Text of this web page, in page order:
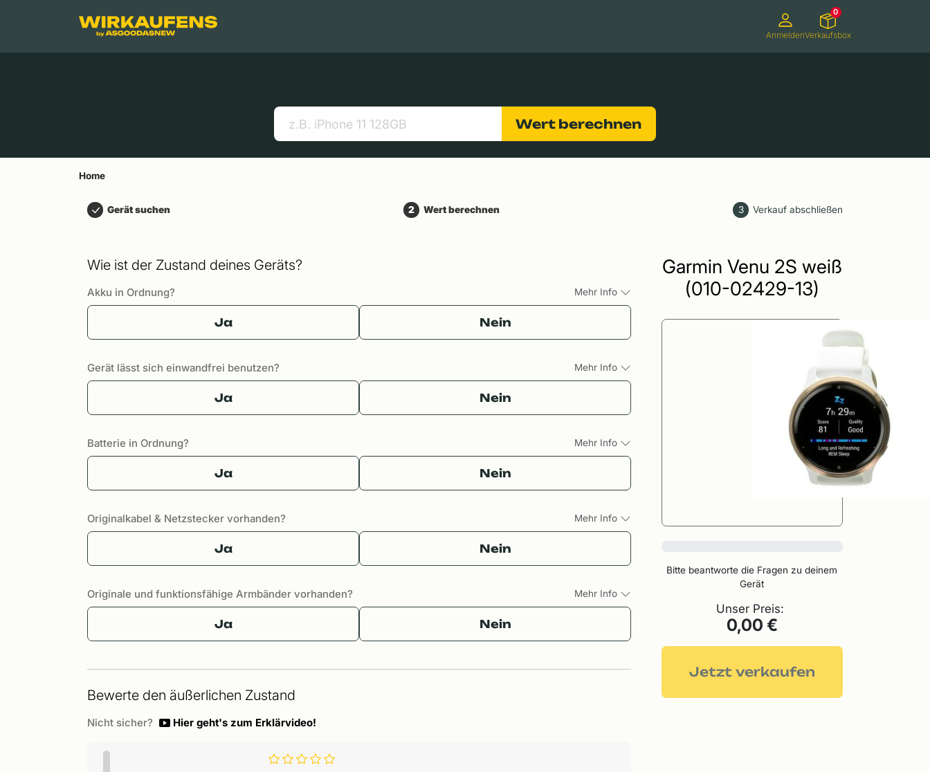
AnmeldenVerkaufsbox
0
Wert berechnen
Home
Gerät suchen 2 Wert berechnen 3 Verkauf abschließen
Wie ist der Zustand deines Geräts?
Akku in Ordnung? Mehr Info
Ja Nein
Gerät lässt sich einwandfrei benutzen? Mehr Info
Ja Nein
Batterie in Ordnung? Mehr Info
Ja Nein
Originalkabel & Netzstecker vorhanden? Mehr Info
Ja Nein
Originale und funktionsfähige Armbänder vorhanden? Mehr Info
Ja Nein
Bewerte den äußerlichen Zustand
Nicht sicher? Hier geht's zum Erklärvideo!
Garmin Venu 2S weiß
(010-02429-13)
Bitte beantworte die Fragen zu deinem
Gerät
Unser Preis:
0,00 €
Jetzt verkaufen